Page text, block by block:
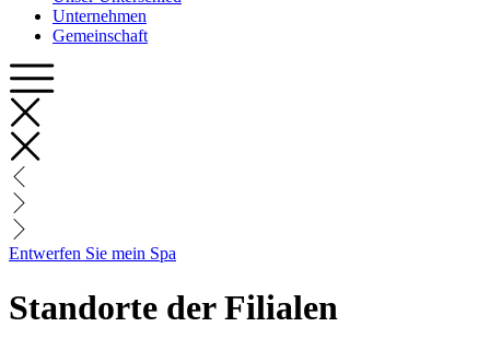
Unternehmen
Gemeinschaft
Entwerfen Sie mein Spa
Standorte der Filialen